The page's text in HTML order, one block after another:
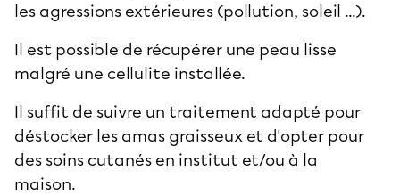
les agressions extérieures (pollution, soleil ...).
Il est possible de récupérer une peau lisse
malgré une cellulite installée.
Il suffit de suivre un traitement adapté pour
déstocker les amas graisseux et d'opter pour
des soins cutanés en institut et/ou à la
maison.